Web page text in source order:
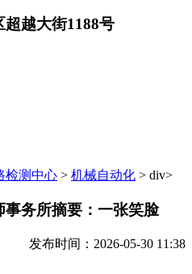
越大街1188号
检测中心 > 机械自动化 > div>
务所摘要：一张笑脸
发布时间：2026-05-30 11:38